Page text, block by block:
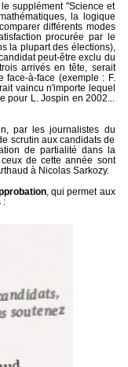
supplément "Science et
la logique
différents modes
procurée par le
la plupart des élections),
peut-être exclu du
arrivés en tête, serait
à-face (exemple : F.
vaincu n'importe lequel
pour L. Jospin en 2002...
par les journalistes du
scrutin aux candidats de
de partialité dans la
de cette année sont
à Nicolas Sarkozy.
, qui permet aux
: